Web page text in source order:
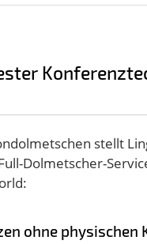
stellt
Dolmetscher-
ohne physischen